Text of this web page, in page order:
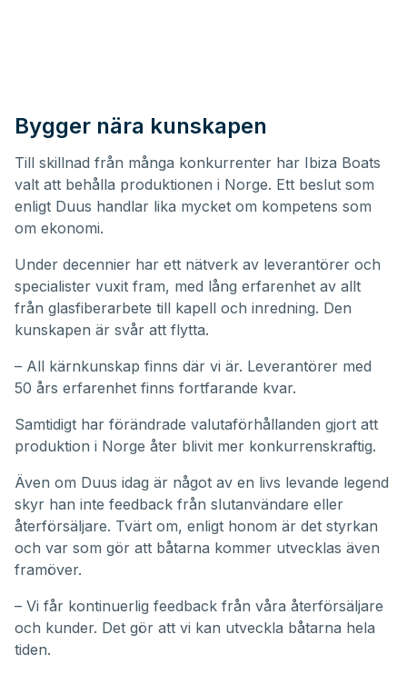
Bygger nära kunskapen
Till skillnad från många konkurrenter har Ibiza Boats
valt att behålla produktionen i Norge. Ett beslut som
enligt Duus handlar lika mycket om kompetens som
om ekonomi.
Under decennier har ett nätverk av leverantörer och
specialister vuxit fram, med lång erfarenhet av allt
från glasfiberarbete till kapell och inredning. Den
kunskapen är svår att flytta.
– All kärnkunskap finns där vi är. Leverantörer med
50 års erfarenhet finns fortfarande kvar.
Samtidigt har förändrade valutaförhållanden gjort att
produktion i Norge åter blivit mer konkurrenskraftig.
Även om Duus idag är något av en livs levande legend
skyr han inte feedback från slutanvändare eller
återförsäljare. Tvärt om, enligt honom är det styrkan
och var som gör att båtarna kommer utvecklas även
framöver.
– Vi får kontinuerlig feedback från våra återförsäljare
och kunder. Det gör att vi kan utveckla båtarna hela
tiden.